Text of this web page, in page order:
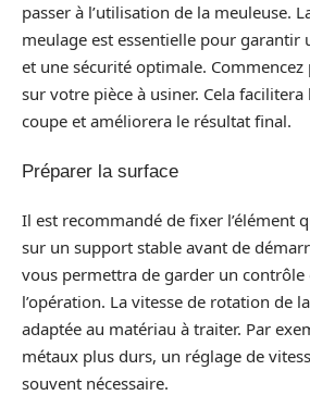
passer à l’utilisation de la meuleuse.
meulage est essentielle pour garantir
et une sécurité optimale.
sur votre pièce à usiner. Cela
coupe et améliorera le résultat final.
Préparer la surface
Il est recommandé de fixer l’élément
sur un support stable avant de
vous permettra de garder un
l’opération. La vitesse de rotation de
adaptée au matériau à traiter. Par
métaux plus durs, un réglage de
souvent nécessaire.